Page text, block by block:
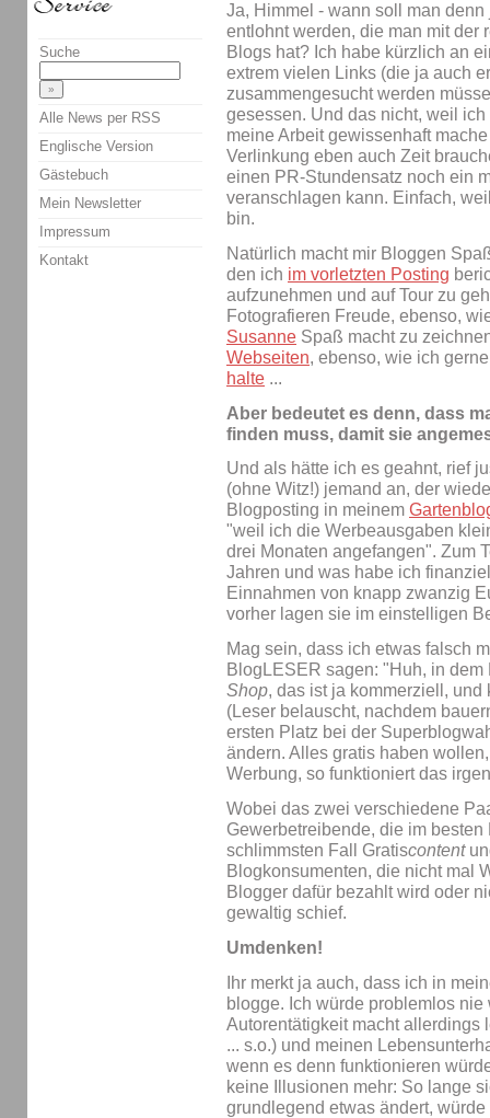
Ja, Himmel - wann soll man
entlohnt werden, die man mit der
Blogs hat? Ich habe kürzlich an
extrem vielen Links (die ja auch
zusammengesucht werden
gesessen. Und das nicht, weil
meine Arbeit gewissenhaft
Verlinkung eben auch Zeit
einen PR-Stundensatz noch ein
veranschlagen kann. Einfach,
bin.
Natürlich macht mir Bloggen
den ich im vorletzten Posting
aufzunehmen und auf Tour zu
Fotografieren Freude, ebenso,
Susanne Spaß macht zu
Webseiten, ebenso, wie ich
halte ...
Aber bedeutet es denn, dass
finden muss, damit sie
Und als hätte ich es geahnt, rief
(ohne Witz!) jemand an, der
Blogposting in meinem
"weil ich die Werbeausgaben
drei Monaten angefangen". Zum
Jahren und was habe ich
Einnahmen von knapp zwanzig
vorher lagen sie im einstelligen
Mag sein, dass ich etwas falsch
BlogLESER sagen: "Huh, in
Shop, das ist ja kommerziell,
(Leser belauscht, nachdem
ersten Platz bei der
ändern. Alles gratis haben
Werbung, so funktioniert das
Wobei das zwei verschiedene
Gewerbetreibende, die im
schlimmsten Fall Gratiscontent
Blogkonsumenten, die nicht mal
Blogger dafür bezahlt wird oder
gewaltig schief.
Umdenken!
Ihr merkt ja auch, dass ich in
blogge. Ich würde problemlos
Autorentätigkeit macht allerdings
... s.o.) und meinen
wenn es denn funktionieren
keine Illusionen mehr: So lange
grundlegend etwas ändert,
Suche
Alle News per RSS
Englische Version
Gästebuch
Mein Newsletter
Impressum
Kontakt